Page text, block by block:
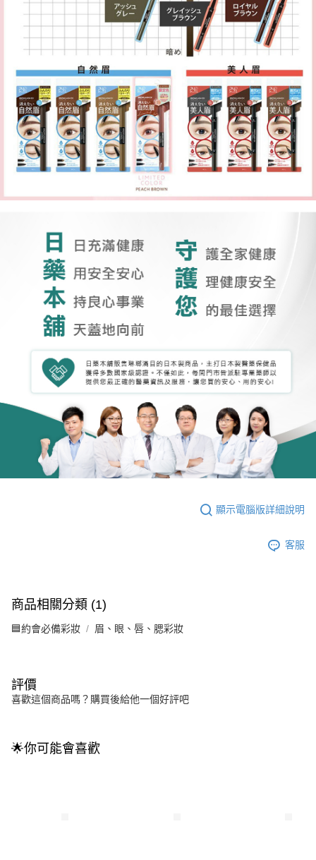
顯示電腦版詳細說明
客服
商品相關分類 (1)
🟦約會必備彩妝 眉、眼、唇、腮彩妝
評價
喜歡這個商品嗎？購買後給他一個好評吧
🌟你可能會喜歡